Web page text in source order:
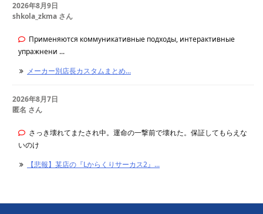
2026年8月9日
shkola_zkma さん
Применяются коммуникативные подходы, интерактивные
упражнени ...
メーカー別店長カスタムまとめ...
2026年8月7日
匿名 さん
さっき壊れてまたされ中。運命の一撃前で壊れた。保証してもらえな
いのけ
【悲報】某店の『Lからくりサーカス2』...